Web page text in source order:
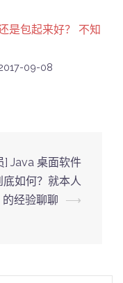
是包起来好？ 不知
09-08
] Java 桌面软件
底如何？就本人
的经验聊聊
⟶